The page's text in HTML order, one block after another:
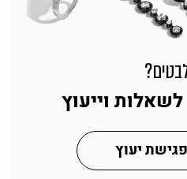
לשאלות וייעוץ
יעוץ